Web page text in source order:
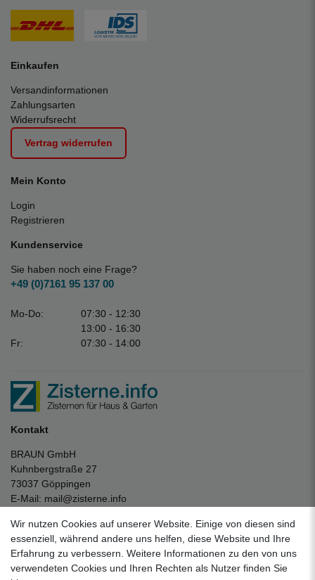
Einkaufen
Versandinformationen
Zahlungsarten
Widerrufsrecht
Vertrag widerrufen
Mein Konto
Login
Registrieren
Kundenservice
Sie haben noch eine Frage?
+49 (0)7161 95 137 00
Mo-Do:
07:30 - 12:30
13:00 - 16:30
Fr:
07:30 - 14:00
Kontakt
BRAUN GmbH
Kuhnbergstraße 27
73037 Göppingen
E-Mail: mail@zisterne.info
Unternehmen
Datenschutzerklärung
Impressum
Wir nutzen Cookies auf unserer Website. Einige von diesen sind
essenziell, während andere uns helfen, diese Website und Ihre
Erfahrung zu verbessern. Weitere Informationen zu den von uns
verwendeten Cookies und Ihren Rechten als Nutzer finden Sie